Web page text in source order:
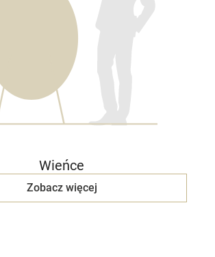
Wieńce
Zobacz więcej